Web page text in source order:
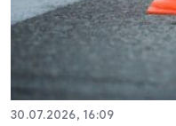
30.07.2026, 16:09